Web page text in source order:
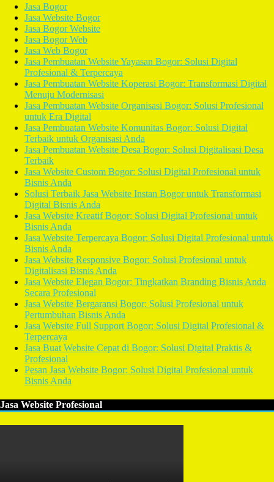
Jasa Bogor
Jasa Website Bogor
Jasa Bogor Website
Jasa Bogor Web
Jasa Web Bogor
Jasa Pembuatan Website Yayasan Bogor: Solusi Digital
Profesional & Terpercaya
Jasa Pembuatan Website Koperasi Bogor: Transformasi Digital
Menuju Modernisasi
Jasa Pembuatan Website Organisasi Bogor: Solusi Profesional
untuk Era Digital
Jasa Pembuatan Website Komunitas Bogor: Solusi Digital
Terbaik untuk Organisasi Anda
Jasa Pembuatan Website Desa Bogor: Solusi Digitalisasi Desa
Terbaik
Jasa Website Custom Bogor: Solusi Digital Profesional untuk
Bisnis Anda
Solusi Terbaik Jasa Website Instan Bogor untuk Transformasi
Digital Bisnis Anda
Jasa Website Kreatif Bogor: Solusi Digital Profesional untuk
Bisnis Anda
Jasa Website Terpercaya Bogor: Solusi Digital Profesional untuk
Bisnis Anda
Jasa Website Responsive Bogor: Solusi Profesional untuk
Digitalisasi Bisnis Anda
Jasa Website Elegan Bogor: Tingkatkan Branding Bisnis Anda
Secara Profesional
Jasa Website Bergaransi Bogor: Solusi Profesional untuk
Pertumbuhan Bisnis Anda
Jasa Website Full Support Bogor: Solusi Digital Profesional &
Terpercaya
Jasa Buat Website Cepat di Bogor: Solusi Digital Praktis &
Profesional
Pesan Jasa Website Bogor: Solusi Digital Profesional untuk
Bisnis Anda
Jasa Website Profesional